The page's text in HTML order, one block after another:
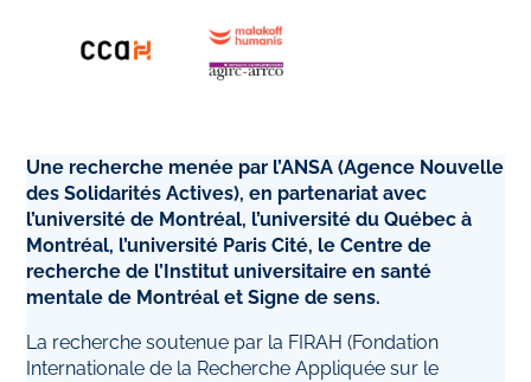
Une recherche menée par l’ANSA (Agence Nouvelle
des Solidarités Actives), en partenariat avec
l’université de Montréal, l’université du Québec à
Montréal, l’université Paris Cité, le Centre de
recherche de l’Institut universitaire en santé
mentale de Montréal et Signe de sens.
La recherche soutenue par la FIRAH (Fondation
Internationale de la Recherche Appliquée sur le